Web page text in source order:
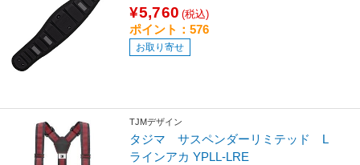
¥5,760 (税込)
ポイント：576
お取り寄せ
TJMデザイン
タジマ サスペンダーリミテッド L
ラインアカ YPLL-LRE